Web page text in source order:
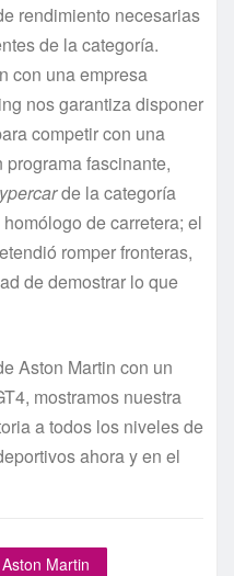
rendimiento necesarias
de la categoría.
con una empresa
nos garantiza disponer
competir con una
fascinante,
de la categoría
de carretera; el
romper fronteras,
de demostrar lo que
Aston Martin con un
mostramos nuestra
a todos los niveles de
ahora y en el
Aston Martin